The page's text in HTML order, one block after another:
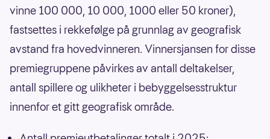
vinne 100 000, 10 000, 1000 eller 50 kroner),
fastsettes i rekkefølge på grunnlag av geografisk
avstand fra hovedvinneren. Vinnersjansen for disse
premiegruppene påvirkes av antall deltakelser,
antall spillere og ulikheter i bebyggelsesstruktur
innenfor et gitt geografisk område.